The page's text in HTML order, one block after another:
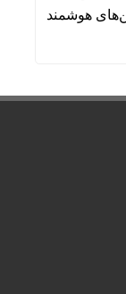
هوشمند